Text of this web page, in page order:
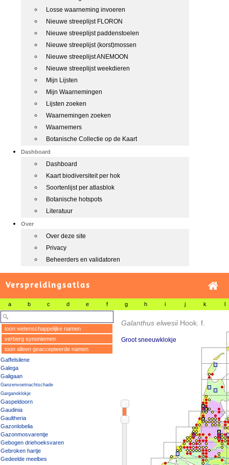
Losse waarneming invoeren
Nieuwe streeplijst FLORON
Nieuwe streeplijst paddenstoelen
Nieuwe streeplijst (korst)mossen
Nieuwe streeplijst ANEMOON
Nieuwe streeplijst weekdieren
Mijn Lijsten
Mijn Waarnemingen
Lijsten zoeken
Waarnemingen zoeken
Waarnemers
Botanische Collectie op de Kaart
Dashboard
Dashboard
Kaart biodiversiteit per hok
Soortenlijst per atlasblok
Botanische hotspots
Literatuur
Over
Over deze site
Privacy
Beheerders en validatoren
Verspreidingsatlas
a b c d e f g h i j k l
toon wetenschappelijke namen
verberg synoniemen
toon alleen geaccepteerde namen
Gaffelsilene
Galega
Galigaan
Ganzenvoetnachtschade
Garganoklokje
Gaspeldoorn
Gaudinia
Gaultheria
Gazonlobelia
Gazonmosvarentje
Gebogen driehoeksvaren
Gebroken hartje
Gedeelde meelbes
Galanthus elwesii Hook. f.
Groot sneeuwklokje